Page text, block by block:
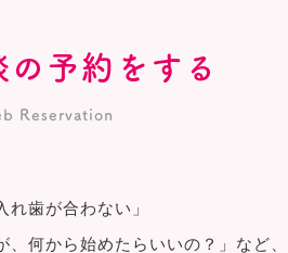
の予約をする
Reservation
れ歯が合わない」
、何から始めたらいいの？」など、